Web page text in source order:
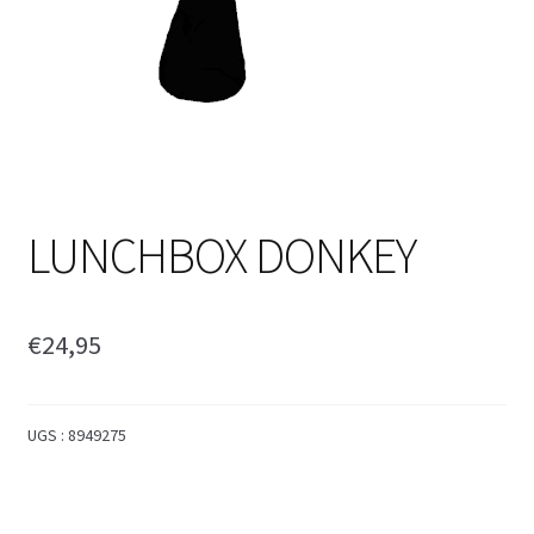
LUNCHBOX DONKEY
€24,95
UGS : 8949275